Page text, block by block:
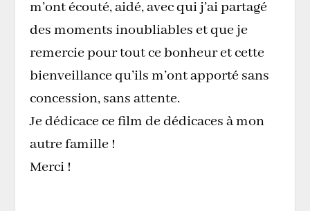
m’ont écouté, aidé, avec qui j’ai partagé
des moments inoubliables et que je
remercie pour tout ce bonheur et cette
bienveillance qu’ils m’ont apporté sans
concession, sans attente.
Je dédicace ce film de dédicaces à mon
autre famille !
Merci !